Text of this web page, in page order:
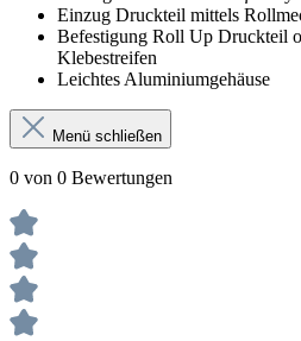
Einzug Druckteil mittels
Befestigung Roll Up Druckteil
Klebestreifen
Leichtes Aluminiumgehäuse
Menü schließen
0 von 0 Bewertungen